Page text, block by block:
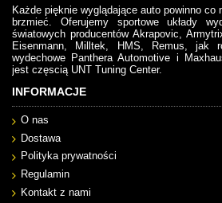
Każde pięknie wyglądające auto powinno co
brzmieć. Oferujemy sportowe układy
światowych producentów Akrapovic,
Eisenmann, Milltek, HMS, Remus, jak
wydechowe Panthera Automotive i
jest częscią UNT Tuning Center.
INFORMACJE
O nas
Dostawa
Polityka prywatności
Regulamin
Kontakt z nami